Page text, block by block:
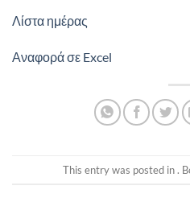
Λίστα ημέρας
Αναφορά σε Excel
This entry was posted in .